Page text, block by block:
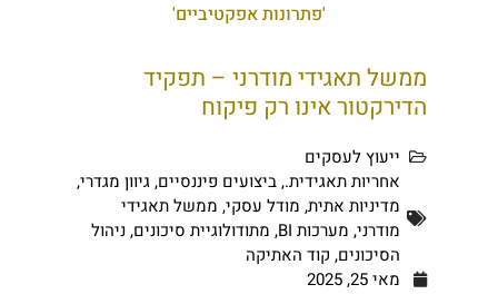
'פתרונות אפקטיביים'
ממשל תאגידי מודרני – תפקיד
הדירקטור אינו רק פיקוח
ייעוץ לעסקים
אחריות תאגידית.,ביצועים פיננסיים,גיוון מגדרי,
מדיניות אתית, מודל עסקי, ממשל תאגידי
מודרני, מערכות BI , מתודולוגיית סיכונים,ניהול
הסיכונים, קוד האתיקה
מאי 25, 2025